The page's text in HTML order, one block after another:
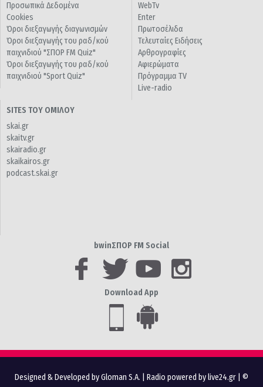
Προσωπικά Δεδομένα
Cookies
Όροι διεξαγωγής διαγωνισμών
Όροι διεξαγωγής του ραδ/κού
παιχνιδιού "ΣΠΟΡ FM Quiz"
Όροι διεξαγωγής του ραδ/κού
παιχνιδιού "Sport Quiz"
WebTv
Enter
Πρωτοσέλιδα
Τελευταίες Ειδήσεις
Αρθρογραφίες
Αφιερώματα
Πρόγραμμα TV
Live-radio
SITES ΤΟΥ ΟΜΙΛΟΥ
skai.gr
skaitv.gr
skairadio.gr
skaikairos.gr
podcast.skai.gr
bwinΣΠΟΡ FM Social
Download App
Designed & Developed by Gloman S.A. Radio powered by live24.gr | ©